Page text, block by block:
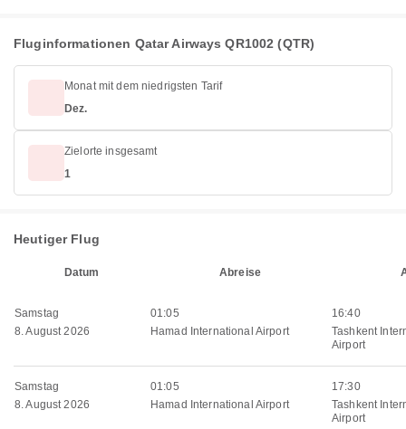
Fluginformationen Qatar Airways QR1002 (QTR)
Monat mit dem niedrigsten Tarif
Dez.
Zielorte insgesamt
1
Heutiger Flug
Datum Abreise
Samstag
8. August 2026
01:05
Hamad International Airport
16:40
Tashkent
Airport
Samstag
8. August 2026
01:05
Hamad International Airport
17:30
Tashkent
Airport